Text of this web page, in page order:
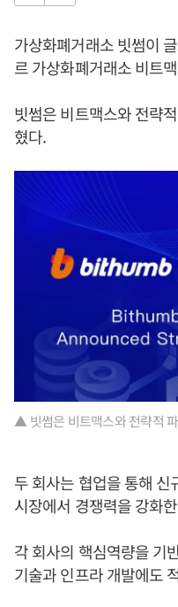
가상화폐거래소 빗썸이
르 가상화폐거래소 비트
빗썸은 비트맥스와 전략
혔다.
▲ 빗썸은 비트맥스와 전략적
두 회사는 협업을 통해
시장에서 경쟁력을 강화
각 회사의 핵심역량을 기
기술과 인프라 개발에도